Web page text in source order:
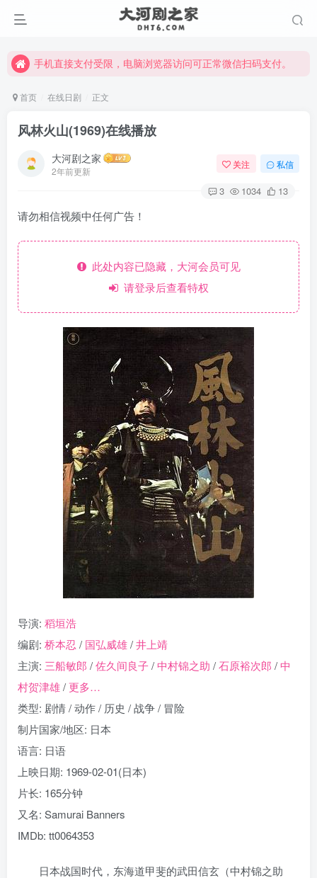
手机直接支付受限，电脑浏览器访问可正常微信扫码支付。
手机直接支付受限，电脑浏览器访问可正常微信扫码支付。
首页 在线日剧 正文
风林火山(1969)在线播放
大河剧之家
2年前更新
关注 私信
3 1034 13
请勿相信视频中任何广告！
此处内容已隐藏，大河会员可见
请登录后查看特权
导演: 稻垣浩
编剧: 桥本忍 / 国弘威雄/井上靖
主演: 三船敏郎 /佐久间良子/中村锦之助 /石原裕次郎 /中
村贺津雄/更多…
类型: 剧情 / 动作 / 历史 / 战争 / 冒险
制片国家/地区: 日本
语言: 日语
上映日期: 1969-02-01(日本)
片长: 165分钟
又名: Samurai Banners
IMDb: tt0064353
日本战国时代，东海道甲斐的武田信玄（中村锦之助